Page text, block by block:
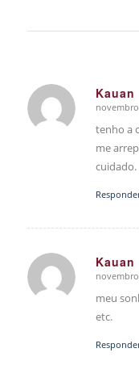
Kauan
says:
tenho a
me
cuidado.
Kauan
says:
meu
etc.